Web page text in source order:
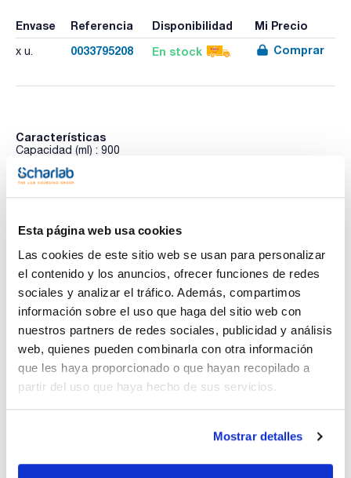
Esta página web usa cookies
Las cookies de este sitio web se usan para personalizar
el contenido y los anuncios, ofrecer funciones de redes
sociales y analizar el tráfico. Además, compartimos
información sobre el uso que haga del sitio web con
nuestros partners de redes sociales, publicidad y análisis
web, quienes pueden combinarla con otra información
que les haya proporcionado o que hayan recopilado a
partir del uso que haya hecho de sus servicios.
Mostrar detalles
Envase Referencia Disponibilidad Mi Precio
x u. 0033795208 En stock Comprar
Características
Capacidad (ml) : 900
Altura (mm) : 75
Pack (u.) : 1
Ver más
Documentación técnica
TDS / Ficha técnica
Regístrate para
descargas
Regístrate para
descargas
SDS/ Hoja de seguridad
Regístrate para
descargas
Los productos marcados con esta imagen son
listos para una entrega inmediata.